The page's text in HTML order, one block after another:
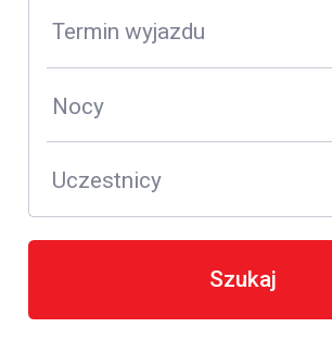
Termin wyjazdu
Nocy
Uczestnicy
Szukaj